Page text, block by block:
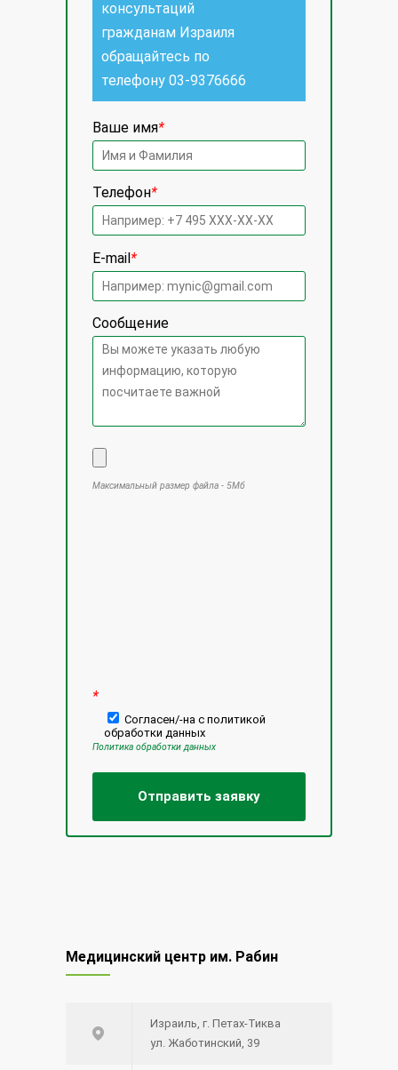
консультаций
гражданам Израиля
обращайтесь по
телефону 03-9376666
Ваше имя*
Телефон*
E-mail*
Сообщение
Максимальный размер файла - 5Мб
*
Согласен/-на с политикой
обработки данных
Политика обработки данных
Медицинский центр им. Рабин
Израиль, г. Петах-Тиква
ул. Жаботинский, 39